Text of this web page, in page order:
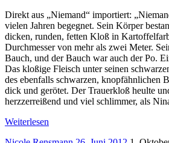
Direkt aus „Niemand“ importiert:
vielen Jahren begegnet. Sein Körper
dicken, runden, fetten Kloß in
Durchmesser von mehr als zwei Meter.
Bauch, und der Bauch war auch der Po.
Das kloßige Fleisch unter seinen
des ebenfalls schwarzen, knopfähnlichen
dick und gerötet. Der Trauerkloß heulte
herzzerreißend und viel schlimmer, als
Weiterlesen